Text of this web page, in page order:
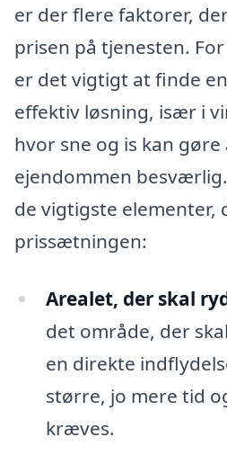
er der flere faktorer,
prisen på tjenesten.
er det vigtigt at finde
effektiv løsning, især i
hvor sne og is kan
ejendommen
de vigtigste elementer,
prissætningen:
Arealet, der skal
det område, der
en direkte
større, jo mere tid
kræves.